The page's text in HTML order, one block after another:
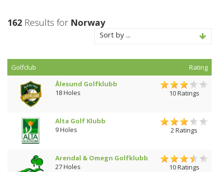
162 Results for Norway
Sort by ...
Golfclub
Rating
Ålesund Golfklubb
18 Holes
10 Ratings
Alta Golf Klubb
9 Holes
2 Ratings
Arendal & Omegn Golfklubb
27 Holes
10 Ratings